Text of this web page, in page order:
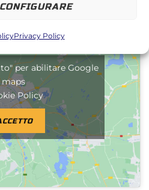
Privacy Policy
per abilitare Google
maps
Policy